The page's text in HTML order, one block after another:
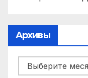
Архивы
Архивы